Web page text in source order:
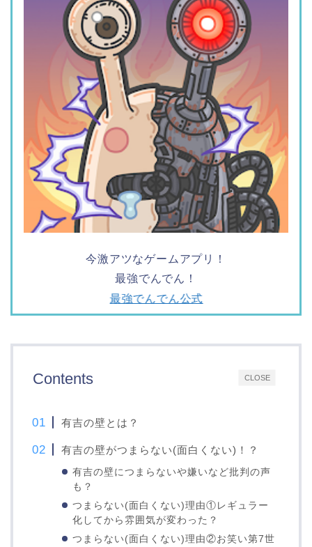
今激アツなゲームアプリ！
最強でんでん！
最強でんでん公式
CLOSE
Contents
有吉の壁とは？
有吉の壁がつまらない(面白くない)！？
有吉の壁につまらないや嫌いなど批判の声
も？
つまらない(面白くない)理由①レギュラー
化してから雰囲気が変わった？
つまらない(面白くない)理由②お笑い第7世